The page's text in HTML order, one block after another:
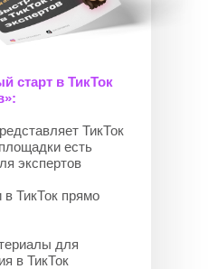
старт в ТикТок
ТикТок
есть
экспертов
в ТикТок прямо
для
в ТикТок